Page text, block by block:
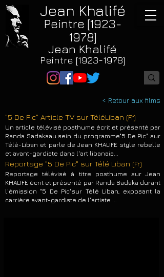
Jean Khalifé
Peintre [1923-
1978]
Jean Khalifé
Peintre [1923-1978]
< Retour aux films
"5 De Pic" Article TV sur TéléLiban (Fr)
Un article télévisé posthume écrit et présenté par
Randa Sadakaau sein du programme"5 De Pic" sur
Télé-Liban et parle de Jean KHALIFE style rebelle
et avant-gardiste dans l'art libanais...
Reportage "5 De Pic" sur Télé Liban (Fr)
Reportage télévisé à titre posthume sur Jean
KHALIFE écrit et présenté par Randa Sadaka durant
l'émission "5 De Pic"sur Télé Liban, exposant la
carrière avant-gardiste de l'artiste ...